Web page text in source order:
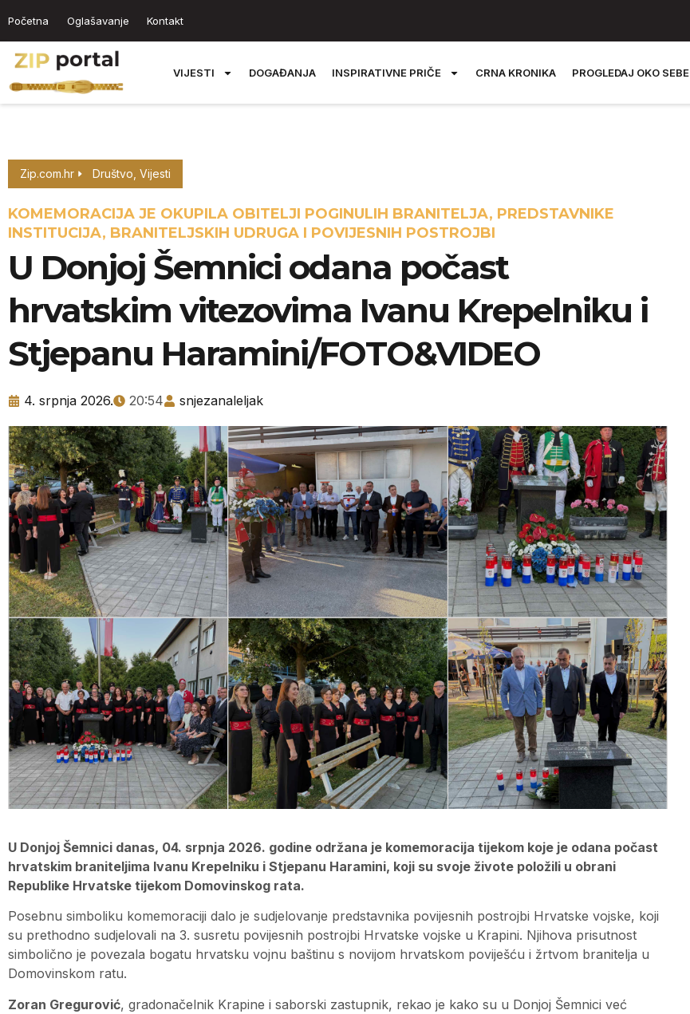
Početna Oglašavanje Kontakt
VIJESTI DOGAĐANJA INSPIRATIVNE PRIČE CRNA KRONIKA PROGLEDAJ OKO SEBE
Zip.com.hr Društvo Vijesti
KOMEMORACIJA JE OKUPILA OBITELJI POGINULIH BRANITELJA, PREDSTAVNIKE
INSTITUCIJA, BRANITELJSKIH UDRUGA I POVIJESNIH POSTROJBI
U Donjoj Šemnici odana počast
hrvatskim vitezovima Ivanu Krepelniku i
Stjepanu Haramini/FOTO&VIDEO
4. srpnja 2026. 20:54 snjezanaleljak
U Donjoj Šemnici danas, 04. srpnja 2026. godine održana je komemoracija tijekom koje je odana počast
hrvatskim braniteljima Ivanu Krepelniku i Stjepanu Haramini, koji su svoje živote položili u obrani
Republike Hrvatske tijekom Domovinskog rata.
Posebnu simboliku komemoraciji dalo je sudjelovanje predstavnika povijesnih postrojbi Hrvatske vojske, koji
su prethodno sudjelovali na 3. susretu povijesnih postrojbi Hrvatske vojske u Krapini. Njihova prisutnost
simbolično je povezala bogatu hrvatsku vojnu baštinu s novijom hrvatskom poviješću i žrtvom branitelja u
Domovinskom ratu.
Zoran Gregurović, gradonačelnik Krapine i saborski zastupnik, rekao je kako su u Donjoj Šemnici već